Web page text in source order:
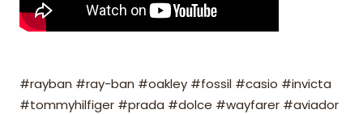
#rayban #ray-ban #oakley #fossil #casio #invicta
#tommyhilfiger #prada #dolce #wayfarer #aviador